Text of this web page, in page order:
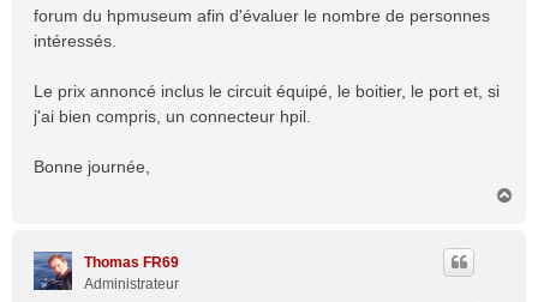
forum du hpmuseum afin d'évaluer le nombre de personnes
intéressés.
Le prix annoncé inclus le circuit équipé, le boitier, le port et, si
j'ai bien compris, un connecteur hpil.
Bonne journée,
Thomas FR69
Administrateur